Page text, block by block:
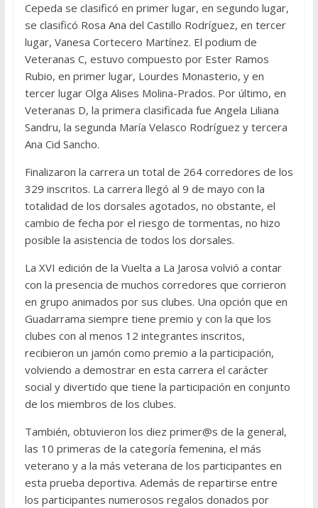
Cepeda se clasificó en primer lugar, en segundo lugar,
se clasificó Rosa Ana del Castillo Rodríguez, en tercer
lugar, Vanesa Cortecero Martínez. El podium de
Veteranas C, estuvo compuesto por Ester Ramos
Rubio, en primer lugar, Lourdes Monasterio, y en
tercer lugar Olga Alises Molina-Prados. Por último, en
Veteranas D, la primera clasificada fue Angela Liliana
Sandru, la segunda María Velasco Rodríguez y tercera
Ana Cid Sancho.
Finalizaron la carrera un total de 264 corredores de los
329 inscritos. La carrera llegó al 9 de mayo con la
totalidad de los dorsales agotados, no obstante, el
cambio de fecha por el riesgo de tormentas, no hizo
posible la asistencia de todos los dorsales.
La XVI edición de la Vuelta a La Jarosa volvió a contar
con la presencia de muchos corredores que corrieron
en grupo animados por sus clubes. Una opción que en
Guadarrama siempre tiene premio y con la que los
clubes con al menos 12 integrantes inscritos,
recibieron un jamón como premio a la participación,
volviendo a demostrar en esta carrera el carácter
social y divertido que tiene la participación en conjunto
de los miembros de los clubes.
También, obtuvieron los diez primer@s de la general,
las 10 primeras de la categoría femenina, el más
veterano y a la más veterana de los participantes en
esta prueba deportiva. Además de repartirse entre
los participantes numerosos regalos donados por